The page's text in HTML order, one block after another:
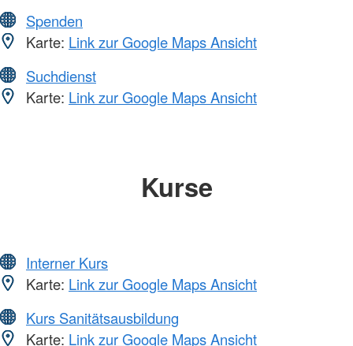
Spenden
Karte: Link zur Google Maps Ansicht
Suchdienst
Karte: Link zur Google Maps Ansicht
Kurse
Interner Kurs
Karte: Link zur Google Maps Ansicht
Kurs Sanitätsausbildung
Karte: Link zur Google Maps Ansicht